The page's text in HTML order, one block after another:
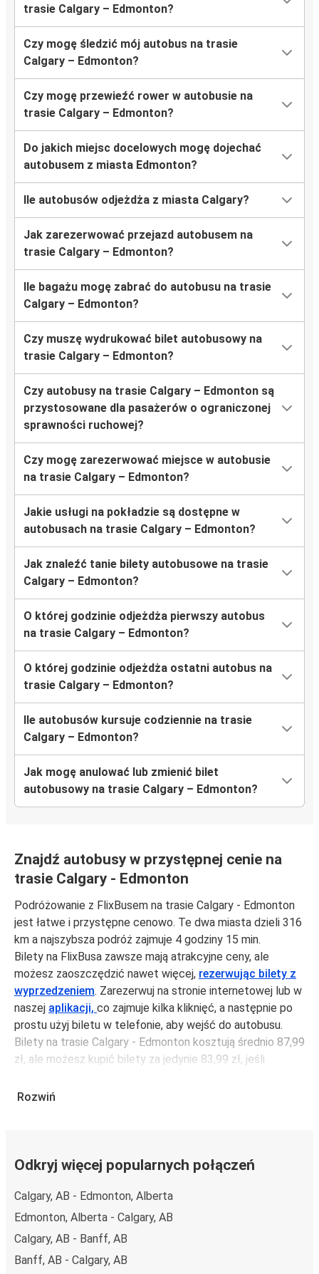
trasie Calgary – Edmonton?
Czy mogę śledzić mój autobus na trasie
Calgary – Edmonton?
Czy mogę przewieźć rower w autobusie na
trasie Calgary – Edmonton?
Do jakich miejsc docelowych mogę dojechać
autobusem z miasta Edmonton?
Ile autobusów odjeżdża z miasta Calgary?
Jak zarezerwować przejazd autobusem na
trasie Calgary – Edmonton?
Ile bagażu mogę zabrać do autobusu na trasie
Calgary – Edmonton?
Czy muszę wydrukować bilet autobusowy na
trasie Calgary – Edmonton?
Czy autobusy na trasie Calgary – Edmonton są
przystosowane dla pasażerów o ograniczonej
sprawności ruchowej?
Czy mogę zarezerwować miejsce w autobusie
na trasie Calgary – Edmonton?
Jakie usługi na pokładzie są dostępne w
autobusach na trasie Calgary – Edmonton?
Jak znaleźć tanie bilety autobusowe na trasie
Calgary – Edmonton?
O której godzinie odjeżdża pierwszy autobus
na trasie Calgary – Edmonton?
O której godzinie odjeżdża ostatni autobus na
trasie Calgary – Edmonton?
Ile autobusów kursuje codziennie na trasie
Calgary – Edmonton?
Jak mogę anulować lub zmienić bilet
autobusowy na trasie Calgary – Edmonton?
Znajdź autobusy w przystępnej cenie na
trasie Calgary - Edmonton
Podróżowanie z FlixBusem na trasie Calgary - Edmonton
jest łatwe i przystępne cenowo. Te dwa miasta dzieli 316
km a najszybsza podróż zajmuje 4 godziny 15 min.
Bilety na FlixBusa zawsze mają atrakcyjne ceny, ale
możesz zaoszczędzić nawet więcej, rezerwując bilety z
wyprzedzeniem. Zarezerwuj na stronie internetowej lub w
naszej aplikacji, co zajmuje kilka kliknięć, a następnie po
prostu użyj biletu w telefonie, aby wejść do autobusu.
Bilety na trasie Calgary - Edmonton kosztują średnio 87,99
zł, ale możesz kupić bilety za jedynie 83,99 zł, jeśli
unikając weekendów i świąt. Aby podróżować szybko,
FlixBusem, dzięki 8 bezpośrednim połączeniom dziennie.
i może zająćjedynie 4 godziny 15 min
Podróż autobusem
niż podróż samochodem czy samolotem. Stale pracujemy
nad tym, by jeszcze bardziej zmniejszać ślad węglowy,
Rozwiń
Odkryj więcej popularnych połączeń
Calgary, AB - Edmonton, Alberta
Edmonton, Alberta - Calgary, AB
Calgary, AB - Banff, AB
Banff, AB - Calgary, AB